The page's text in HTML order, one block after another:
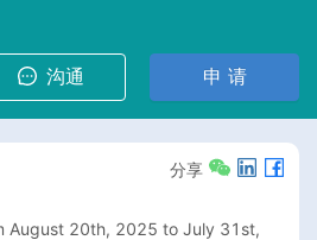
沟通 申 请
分享
August 20th, 2025 to July 31st,